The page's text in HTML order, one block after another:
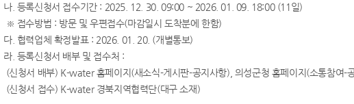
나. 등록신청서 접수기간 : 2025. 12. 30. 09:00 ~ 2026. 01. 09. 18:00 (11일)
※ 접수방법 : 방문 및 우편접수(마감일시 도착분에 한함)
다. 협력업체 확정발표 : 2026. 01. 20. (개별통보)
라. 등록신청서 배부 및 접수처 :
(신청서 배부) K-water 홈페이지(새소식-게시판-공지사항), 의성군청 홈페이지(소통참여-
(신청서 접수) K-water 경북지역협력단(대구 소재)